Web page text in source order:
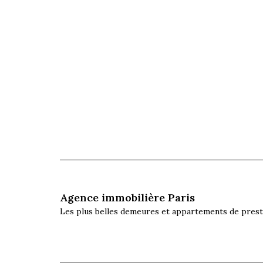
Agence immobilière Paris
Les plus belles demeures et appartements de